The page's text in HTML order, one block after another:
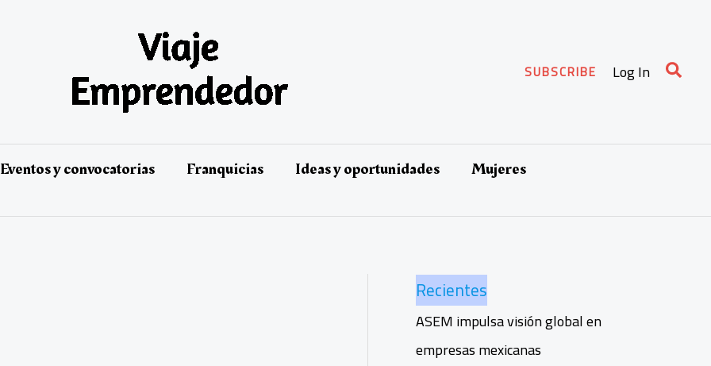
SUBSCRIBE Log In
Eventos y convocatorias Franquicias Ideas y oportunidades
Mujeres
Recientes
ASEM impulsa visión global en
empresas mexicanas